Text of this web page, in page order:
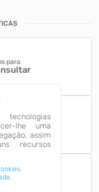
lhe uma
assim
recursos
para
Acessos